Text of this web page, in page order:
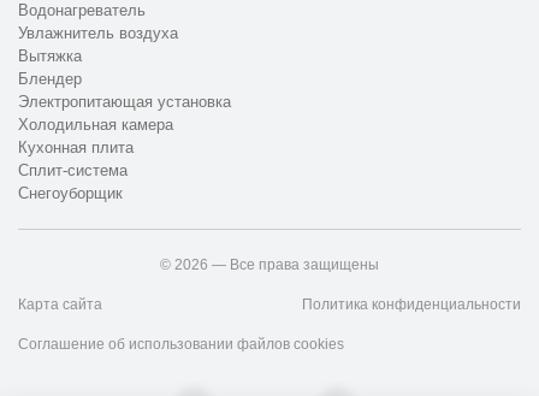
Водонагреватель
Увлажнитель воздуха
Вытяжка
Блендер
Электропитающая установка
Холодильная камера
Кухонная плита
Сплит-система
Снегоуборщик
© 2026 — Все права защищены
Карта сайта Политика конфиденциальности
Соглашение об использовании файлов cookies